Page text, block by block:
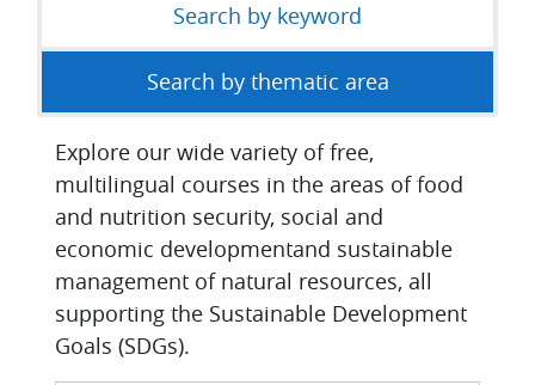
Search by keyword
Search by thematic area
Explore our wide variety of free,
multilingual courses in the areas of food
and nutrition security, social and
economic developmentand sustainable
management of natural resources, all
supporting the Sustainable Development
Goals (SDGs).